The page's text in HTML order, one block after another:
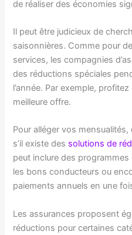
de réaliser des économies
Il peut être judicieux de
saisonnières. Comme pour
services, les compagnies
des réductions spéciales
l’année. Par exemple, profitez
meilleure offre.
Pour alléger vos
s’il existe des solutions de
peut inclure des
les bons conducteurs ou
paiements annuels en une
Les assurances proposent
réductions pour certaines